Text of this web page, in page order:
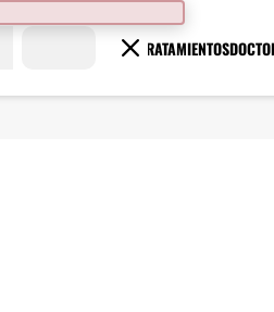
TRATAMIENTOS